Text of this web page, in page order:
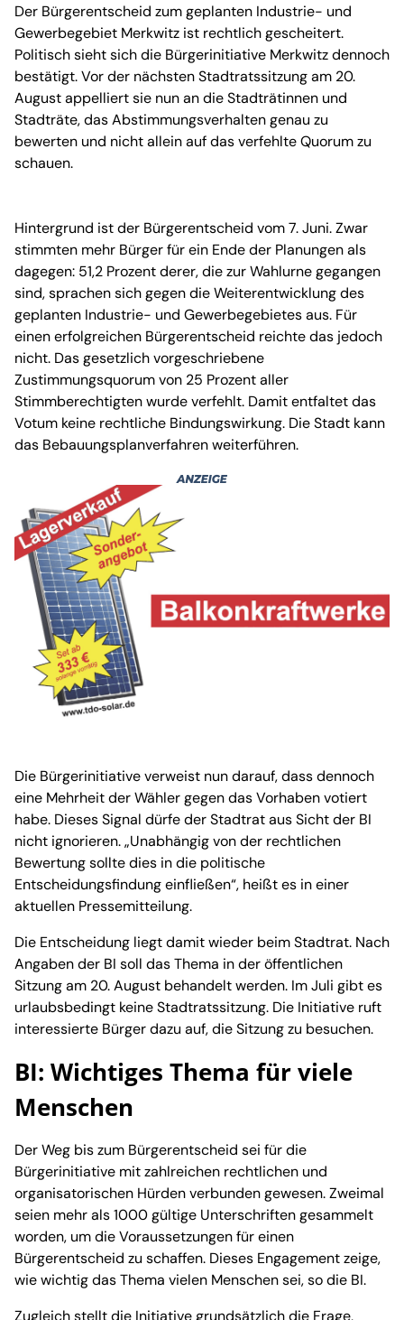
Der Bürgerentscheid zum geplanten Industrie- und
Gewerbegebiet Merkwitz ist rechtlich gescheitert.
Politisch sieht sich die Bürgerinitiative Merkwitz dennoch
bestätigt. Vor der nächsten Stadtratssitzung am 20.
August appelliert sie nun an die Stadträtinnen und
Stadträte, das Abstimmungsverhalten genau zu
bewerten und nicht allein auf das verfehlte Quorum zu
schauen.
Hintergrund ist der Bürgerentscheid vom 7. Juni. Zwar
stimmten mehr Bürger für ein Ende der Planungen als
dagegen: 51,2 Prozent derer, die zur Wahlurne gegangen
sind, sprachen sich gegen die Weiterentwicklung des
geplanten Industrie- und Gewerbegebietes aus. Für
einen erfolgreichen Bürgerentscheid reichte das jedoch
nicht. Das gesetzlich vorgeschriebene
Zustimmungsquorum von 25 Prozent aller
Stimmberechtigten wurde verfehlt. Damit entfaltet das
Votum keine rechtliche Bindungswirkung. Die Stadt kann
das Bebauungsplanverfahren weiterführen.
Die Bürgerinitiative verweist nun darauf, dass dennoch
eine Mehrheit der Wähler gegen das Vorhaben votiert
habe. Dieses Signal dürfe der Stadtrat aus Sicht der BI
nicht ignorieren. „Unabhängig von der rechtlichen
Bewertung sollte dies in die politische
Entscheidungsfindung einfließen“, heißt es in einer
aktuellen Pressemitteilung.
Die Entscheidung liegt damit wieder beim Stadtrat. Nach
Angaben der BI soll das Thema in der öffentlichen
Sitzung am 20. August behandelt werden. Im Juli gibt es
urlaubsbedingt keine Stadtratssitzung. Die Initiative ruft
interessierte Bürger dazu auf, die Sitzung zu besuchen.
BI: Wichtiges Thema für viele
Menschen
Der Weg bis zum Bürgerentscheid sei für die
Bürgerinitiative mit zahlreichen rechtlichen und
organisatorischen Hürden verbunden gewesen. Zweimal
seien mehr als 1000 gültige Unterschriften gesammelt
worden, um die Voraussetzungen für einen
Bürgerentscheid zu schaffen. Dieses Engagement zeige,
wie wichtig das Thema vielen Menschen sei, so die BI.
Zugleich stellt die Initiative grundsätzlich die Frage,